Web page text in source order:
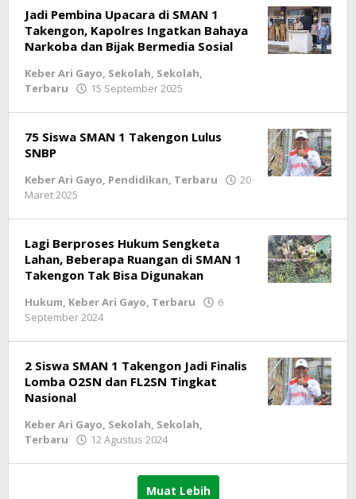
Jadi Pembina Upacara di SMAN 1
Takengon, Kapolres Ingatkan Bahaya
Narkoba dan Bijak Bermedia Sosial
Keber Ari Gayo, Sekolah, Sekolah,
Terbaru
15 September 2025
75 Siswa SMAN 1 Takengon Lulus
SNBP
Keber Ari Gayo, Pendidikan, Terbaru
20
Maret 2025
Lagi Berproses Hukum Sengketa
Lahan, Beberapa Ruangan di SMAN 1
Takengon Tak Bisa Digunakan
Hukum, Keber Ari Gayo, Terbaru
6
September 2024
2 Siswa SMAN 1 Takengon Jadi Finalis
Lomba O2SN dan FL2SN Tingkat
Nasional
Keber Ari Gayo, Sekolah, Sekolah,
Terbaru
12 Agustus 2024
Muat Lebih